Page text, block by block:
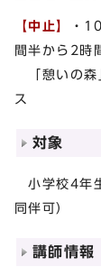
【中止】
・
間半から2時
「憩いの森
ス
対象
小学校4年
同伴可）
講師情報